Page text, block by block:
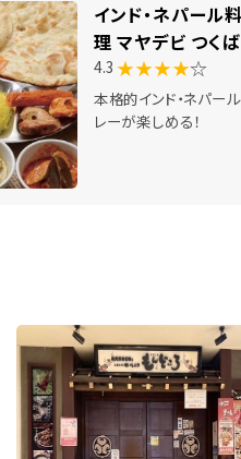
インド・ネパール料
理 マヤデビ つく
4.3 ★★★★☆
本格的インド・ネパー
レーが楽しめる！